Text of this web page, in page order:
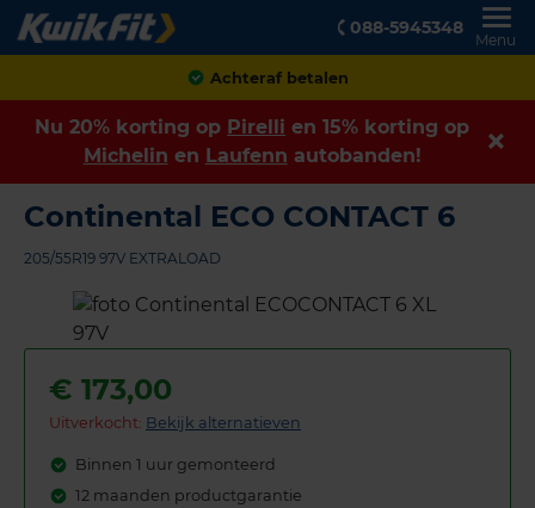
088-5945348
Menu
Klanten geven ons een
Nu 20% korting op Pirelli en 15% korting op
Michelin en Laufenn autobanden!
Continental ECO CONTACT 6
205/55R19 97V EXTRALOAD
€ 173,00
Uitverkocht: Bekijk alternatieven
Binnen 1 uur gemonteerd
12 maanden productgarantie